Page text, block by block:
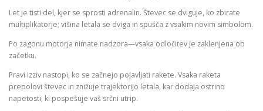
Let je tisti del, kjer se sprosti adrenalin. Števec se dviguje, ko zbirate
multiplikatorje; višina letala se dviga in spušča z vsakim novim simbolom.
Po zagonu motorja nimate nadzora—vsaka odločitev je zaklenjena ob
začetku.
Pravi izziv nastopi, ko se začnejo pojavljati rakete. Vsaka raketa
prepolovi števec in znižuje trajektorijo letala, kar dodaja ostrino
napetosti, ki pospešuje vaš srčni utrip.